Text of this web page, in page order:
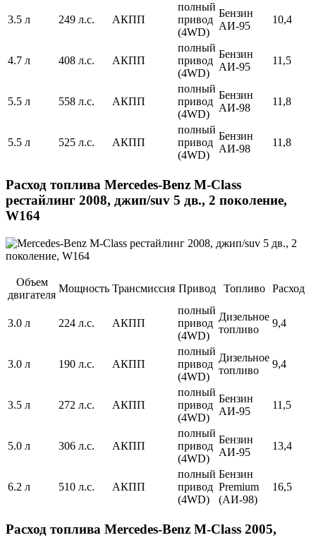
3.5 л 249 л.с. АКПП
полный
привод
(4WD)
Бензин
АИ-95
10,4
4.7 л 408 л.с. АКПП
полный
привод
(4WD)
Бензин
АИ-95
11,5
5.5 л 558 л.с. АКПП
полный
привод
(4WD)
Бензин
АИ-98
11,8
5.5 л 525 л.с. АКПП
полный
привод
(4WD)
Бензин
АИ-98
11,8
Расход топлива Mercedes-Benz M-Class
рестайлинг 2008, джип/suv 5 дв., 2 поколение,
W164
Объем
двигателя
Мощность Трансмиссия Привод Топливо Расход
3.0 л 224 л.с. АКПП
полный
привод
(4WD)
Дизельное
топливо
9,4
3.0 л 190 л.с. АКПП
полный
привод
(4WD)
Дизельное
топливо
9,4
3.5 л 272 л.с. АКПП
полный
привод
(4WD)
Бензин
АИ-95
11,5
5.0 л 306 л.с. АКПП
полный
привод
(4WD)
Бензин
АИ-95
13,4
6.2 л 510 л.с. АКПП
полный
привод
(4WD)
Бензин
Premium
(АИ-98)
16,5
Расход топлива Mercedes-Benz M-Class 2005,